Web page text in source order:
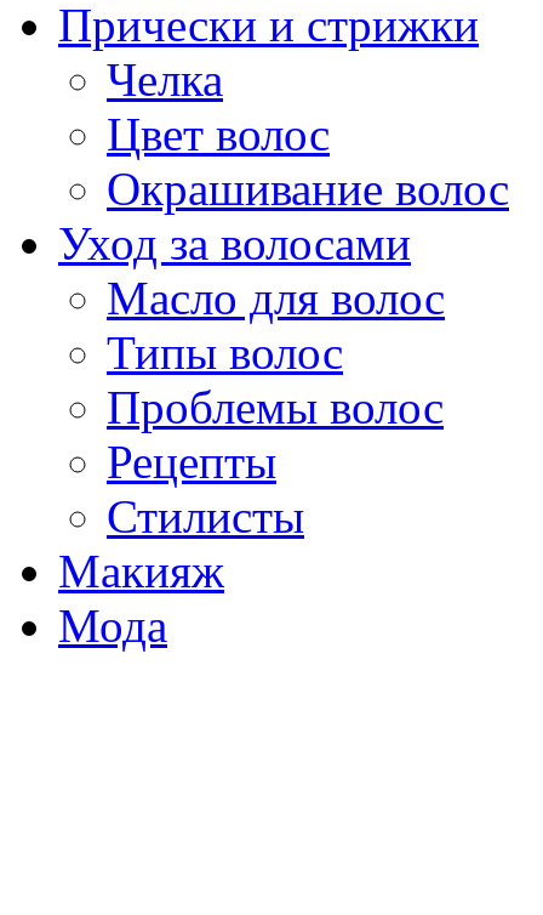
Прически и стрижки
Челка
Цвет волос
Окрашивание волос
Уход за волосами
Масло для волос
Типы волос
Проблемы волос
Рецепты
Стилисты
Макияж
Мода